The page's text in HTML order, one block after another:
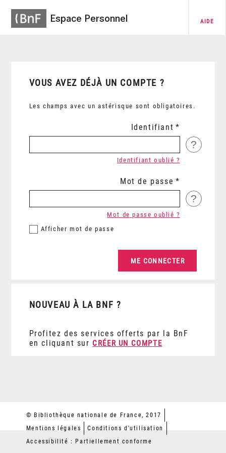
Espace Personnel AIDE
VOUS AVEZ DÉJÀ UN COMPTE ?
Les champs avec un astérisque sont obligatoires.
Identifiant
?
Identifiant oublié ?
Mot de passe
?
Afficher mot de passe
Mot de passe oublié ?
NOUVEAU À LA BNF ?
Profitez des services offerts par la BnF
en cliquant sur CRÉER UN COMPTE
© Bibliothèque nationale de France, 2017
Mentions légales
Conditions d'utilisation
Accessibilité : Partiellement conforme